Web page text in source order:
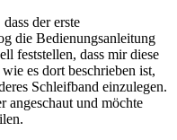
der erste
die Bedienungsanleitung
feststellen, dass mir diese
es dort beschrieben ist,
Schleifband einzulegen.
angeschaut und möchte